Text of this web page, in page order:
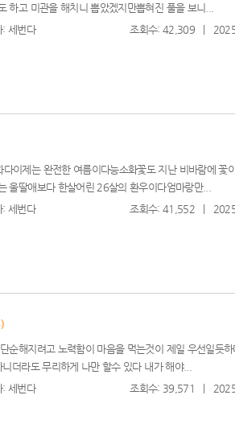
하고 미관을 해치니 뽑았겠지만뽑혀진 풀을 보니...
: 세번다 조회수: 42,309
다이제는 완전한 여름이다능소화꽃도 지난 비바람에 꽃
울딸애보다 한살어린 26살의 환우이다엄마랑만...
: 세번다 조회수: 41,552
순해지려고 노력함이 마음을 먹는것이 제일 우선일듯
더라도 무리하게 나만 할수 있다 내가 해야...
: 세번다 조회수: 39,571